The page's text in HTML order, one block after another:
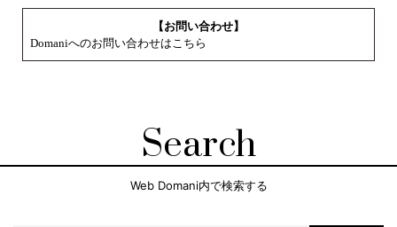
【お問い合わせ】
Domaniへのお問い合わせはこちら
Search
Web Domani内で検索する